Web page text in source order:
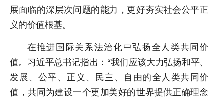
展面临的深层次问题的能力，更好夯实社会公平正
义的价值根基。
在推进国际关系法治化中弘扬全人类共同价
值。习近平总书记指出：“我们应该大力弘扬和平、
发展、公平、正义、民主、自由的全人类共同价
值，共同为建设一个更加美好的世界提供正确理念